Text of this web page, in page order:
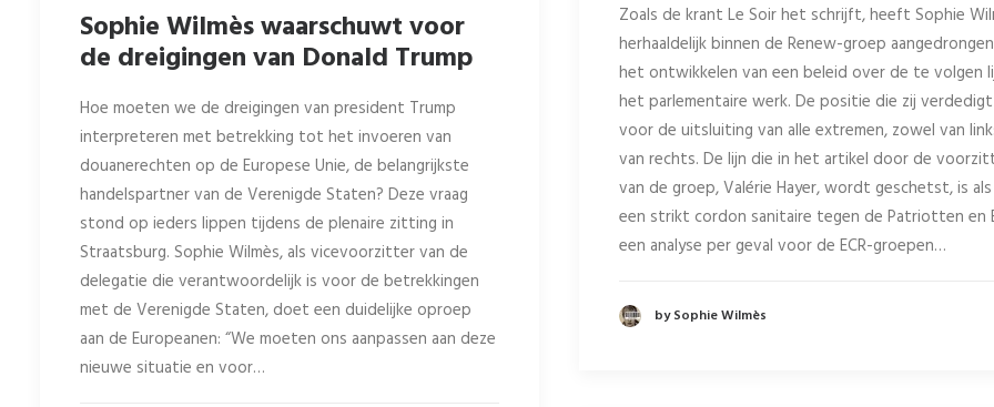
Sophie Wilmès waarschuwt voor
de dreigingen van Donald Trump
Hoe moeten we de dreigingen van president Trump
interpreteren met betrekking tot het invoeren van
douanerechten op de Europese Unie, de belangrijkste
handelspartner van de Verenigde Staten? Deze vraag
stond op ieders lippen tijdens de plenaire zitting in
Straatsburg. Sophie Wilmès, als vicevoorzitter van de
delegatie die verantwoordelijk is voor de betrekkingen
met de Verenigde Staten, doet een duidelijke oproep
aan de Europeanen: “We moeten ons aanpassen aan deze
nieuwe situatie en voor…
Zoals de krant Le Soir het schrijft, heeft Sophie
herhaaldelijk binnen de Renew-groep
het ontwikkelen van een beleid over de te volgen
het parlementaire werk. De positie die zij
voor de uitsluiting van alle extremen, zowel van
van rechts. De lijn die in het artikel door de
van de groep, Valérie Hayer, wordt geschetst, is
een strikt cordon sanitaire tegen de Patriotten en
een analyse per geval voor de ECR-groepen…
by Sophie Wilmès